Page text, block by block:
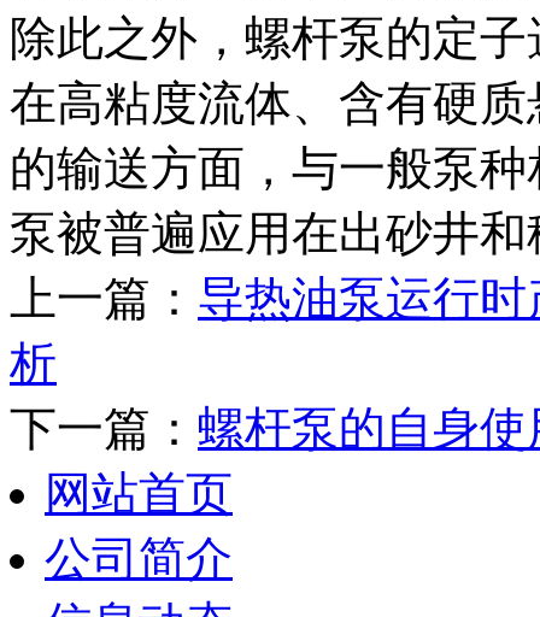
除此之外，螺杆泵的定
在高粘度流体、含有硬
的输送方面，与一般泵
泵被普遍应用在出砂井
上一篇： 导热油泵运行
析
下一篇： 螺杆泵的自身
网站首页
公司简介